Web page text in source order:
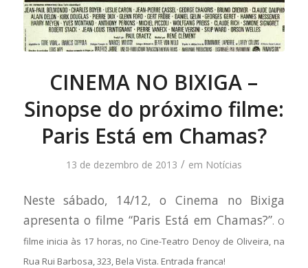
CINEMA NO BIXIGA –
Sinopse do próximo filme:
Paris Está em Chamas?
13 de dezembro de 2013 / em Notícias
Neste sábado, 14/12, o Cinema no Bixiga
apresenta o filme “Paris Está em Chamas?”. O
filme inicia às 17 horas, no Cine-Teatro Denoy de Oliveira, na
Rua Rui Barbosa, 323, Bela Vista. Entrada franca!